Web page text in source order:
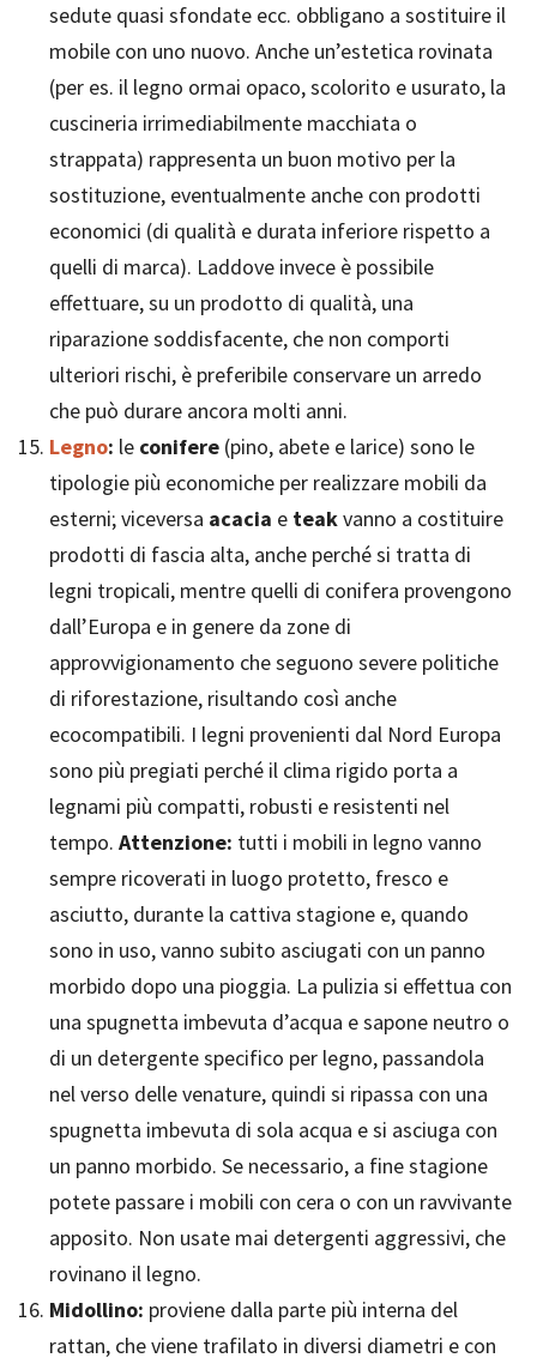
sedute quasi sfondate ecc. obbligano a sostituire il
mobile con uno nuovo. Anche un’estetica rovinata
(per es. il legno ormai opaco, scolorito e usurato, la
cuscineria irrimediabilmente macchiata o
strappata) rappresenta un buon motivo per la
sostituzione, eventualmente anche con prodotti
economici (di qualità e durata inferiore rispetto a
quelli di marca). Laddove invece è possibile
effettuare, su un prodotto di qualità, una
riparazione soddisfacente, che non comporti
ulteriori rischi, è preferibile conservare un arredo
che può durare ancora molti anni.
Legno: le conifere (pino, abete e larice) sono le
tipologie più economiche per realizzare mobili da
esterni; viceversa acacia e teakvanno a costituire
prodotti di fascia alta, anche perché si tratta di
legni tropicali, mentre quelli di conifera provengono
dall’Europa e in genere da zone di
approvvigionamento che seguono severe politiche
di riforestazione, risultando così anche
ecocompatibili. I legni provenienti dal Nord Europa
sono più pregiati perché il clima rigido porta a
legnami più compatti, robusti e resistenti nel
tempo. Attenzione: tutti i mobili in legno vanno
sempre ricoverati in luogo protetto, fresco e
asciutto, durante la cattiva stagione e, quando
sono in uso, vanno subito asciugati con un panno
morbido dopo una pioggia. La pulizia si effettua con
una spugnetta imbevuta d’acqua e sapone neutro o
di un detergente specifico per legno, passandola
nel verso delle venature, quindi si ripassa con una
spugnetta imbevuta di sola acqua e si asciuga con
un panno morbido. Se necessario, a fine stagione
potete passare i mobili con cera o con un ravvivante
apposito. Non usate mai detergenti aggressivi, che
rovinano il legno.
Midollino: proviene dalla parte più interna del
rattan, che viene trafilato in diversi diametri e con